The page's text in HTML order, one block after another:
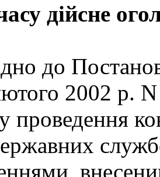
дійсне
до
2002 р.
проведення